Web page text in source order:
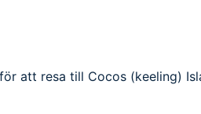
att resa till Cocos (keeling)